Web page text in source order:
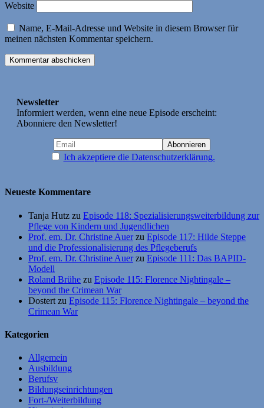
Website
Name, E-Mail-Adresse und Website in diesem Browser für
meinen nächsten Kommentar speichern.
Newsletter
Informiert werden, wenn eine neue Episode erscheint:
Abonniere den Newsletter!
Ich akzeptiere die Datenschutzerklärung.
Neueste Kommentare
Tanja Hutz zu Episode 118: Spezialisierungsweiterbildung zur
Pflege von Kindern und Jugendlichen
Prof. em. Dr. Christine Auerzu Episode 117: Hilde Steppe
und die Professionalisierung des Pflegeberufs
Prof. em. Dr. Christine Auerzu Episode 111: Das BAPID-
Modell
Roland Brühe zu Episode 115: Florence Nightingale –
beyond the Crimean War
Dostert zu Episode 115: Florence Nightingale – beyond the
Crimean War
Kategorien
Allgemein
Ausbildung
Berufsv
Bildungseinrichtungen
Fort-/Weiterbildung